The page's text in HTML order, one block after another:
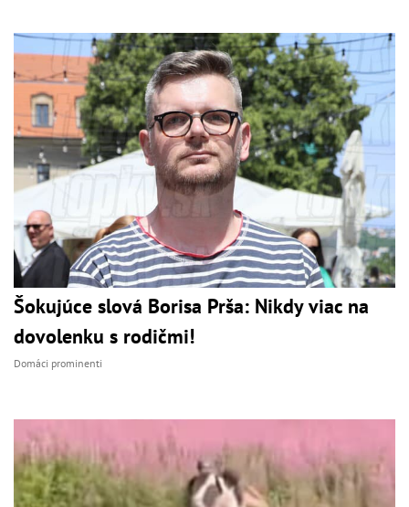
Šokujúce slová Borisa Prša: Nikdy viac na
dovolenku s rodičmi!
Domáci prominenti